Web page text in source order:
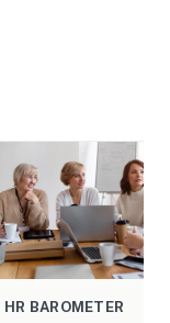
HR BAROMETER